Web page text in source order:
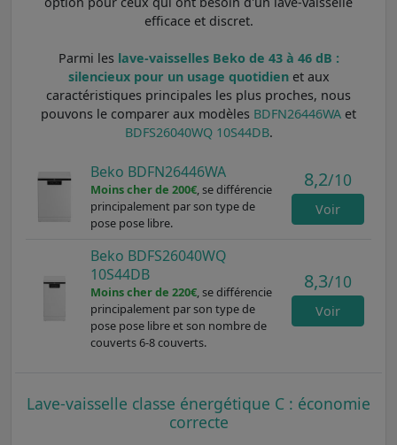
efficace et discret.
Parmi les lave-vaisselles Beko de 43 à 46 dB :
silencieux pour un usage quotidienet aux
caractéristiques principales les plus proches, nous
pouvons le comparer aux modèles BDFN26446WA et
BDFS26040WQ 10S44DB.
Beko BDFN26446WA
Moins cher de 200€, se différencie
principalement par son type de
pose pose libre.
8,2/10
Voir
Beko BDFS26040WQ
10S44DB
Moins cher de 220€, se différencie
principalement par son type de
pose pose libre et son nombre de
couverts 6-8 couverts.
8,3/10
Voir
Lave-vaisselle classe énergétique C : économie
correcte